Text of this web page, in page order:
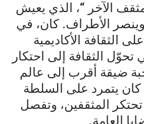
الآخر “، الذي يعيش
الأطراف. كان، في
الثقافة الأكاديمية
تحوّل الثقافة إلى احتكار
ضيقة أقرب إلى عالم
كان يتمرد على السلطة
تحتكر المثقفين، وتفصل
العامة.